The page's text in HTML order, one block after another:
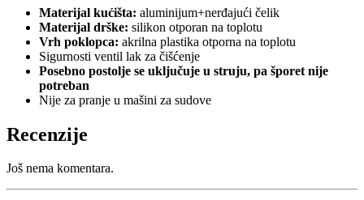
Materijal kućišta: aluminijum+nerđajući čelik
Materijal drške: silikon otporan na toplotu
Vrh poklopca: akrilna plastika otporna na toplotu
Sigurnosti ventil lak za čišćenje
Posebno postolje se uključuje u struju, pa šporet nije
potreban
Nije za pranje u mašini za sudove
Recenzije
Još nema komentara.